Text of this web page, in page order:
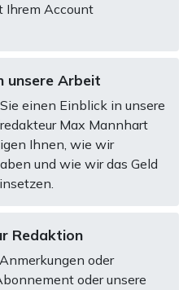
Ihrem Account
unsere Arbeit
einen Einblick in unsere
Max Mannhart
Ihnen, wie wir
und wie wir das Geld
Redaktion
oder
oder unsere